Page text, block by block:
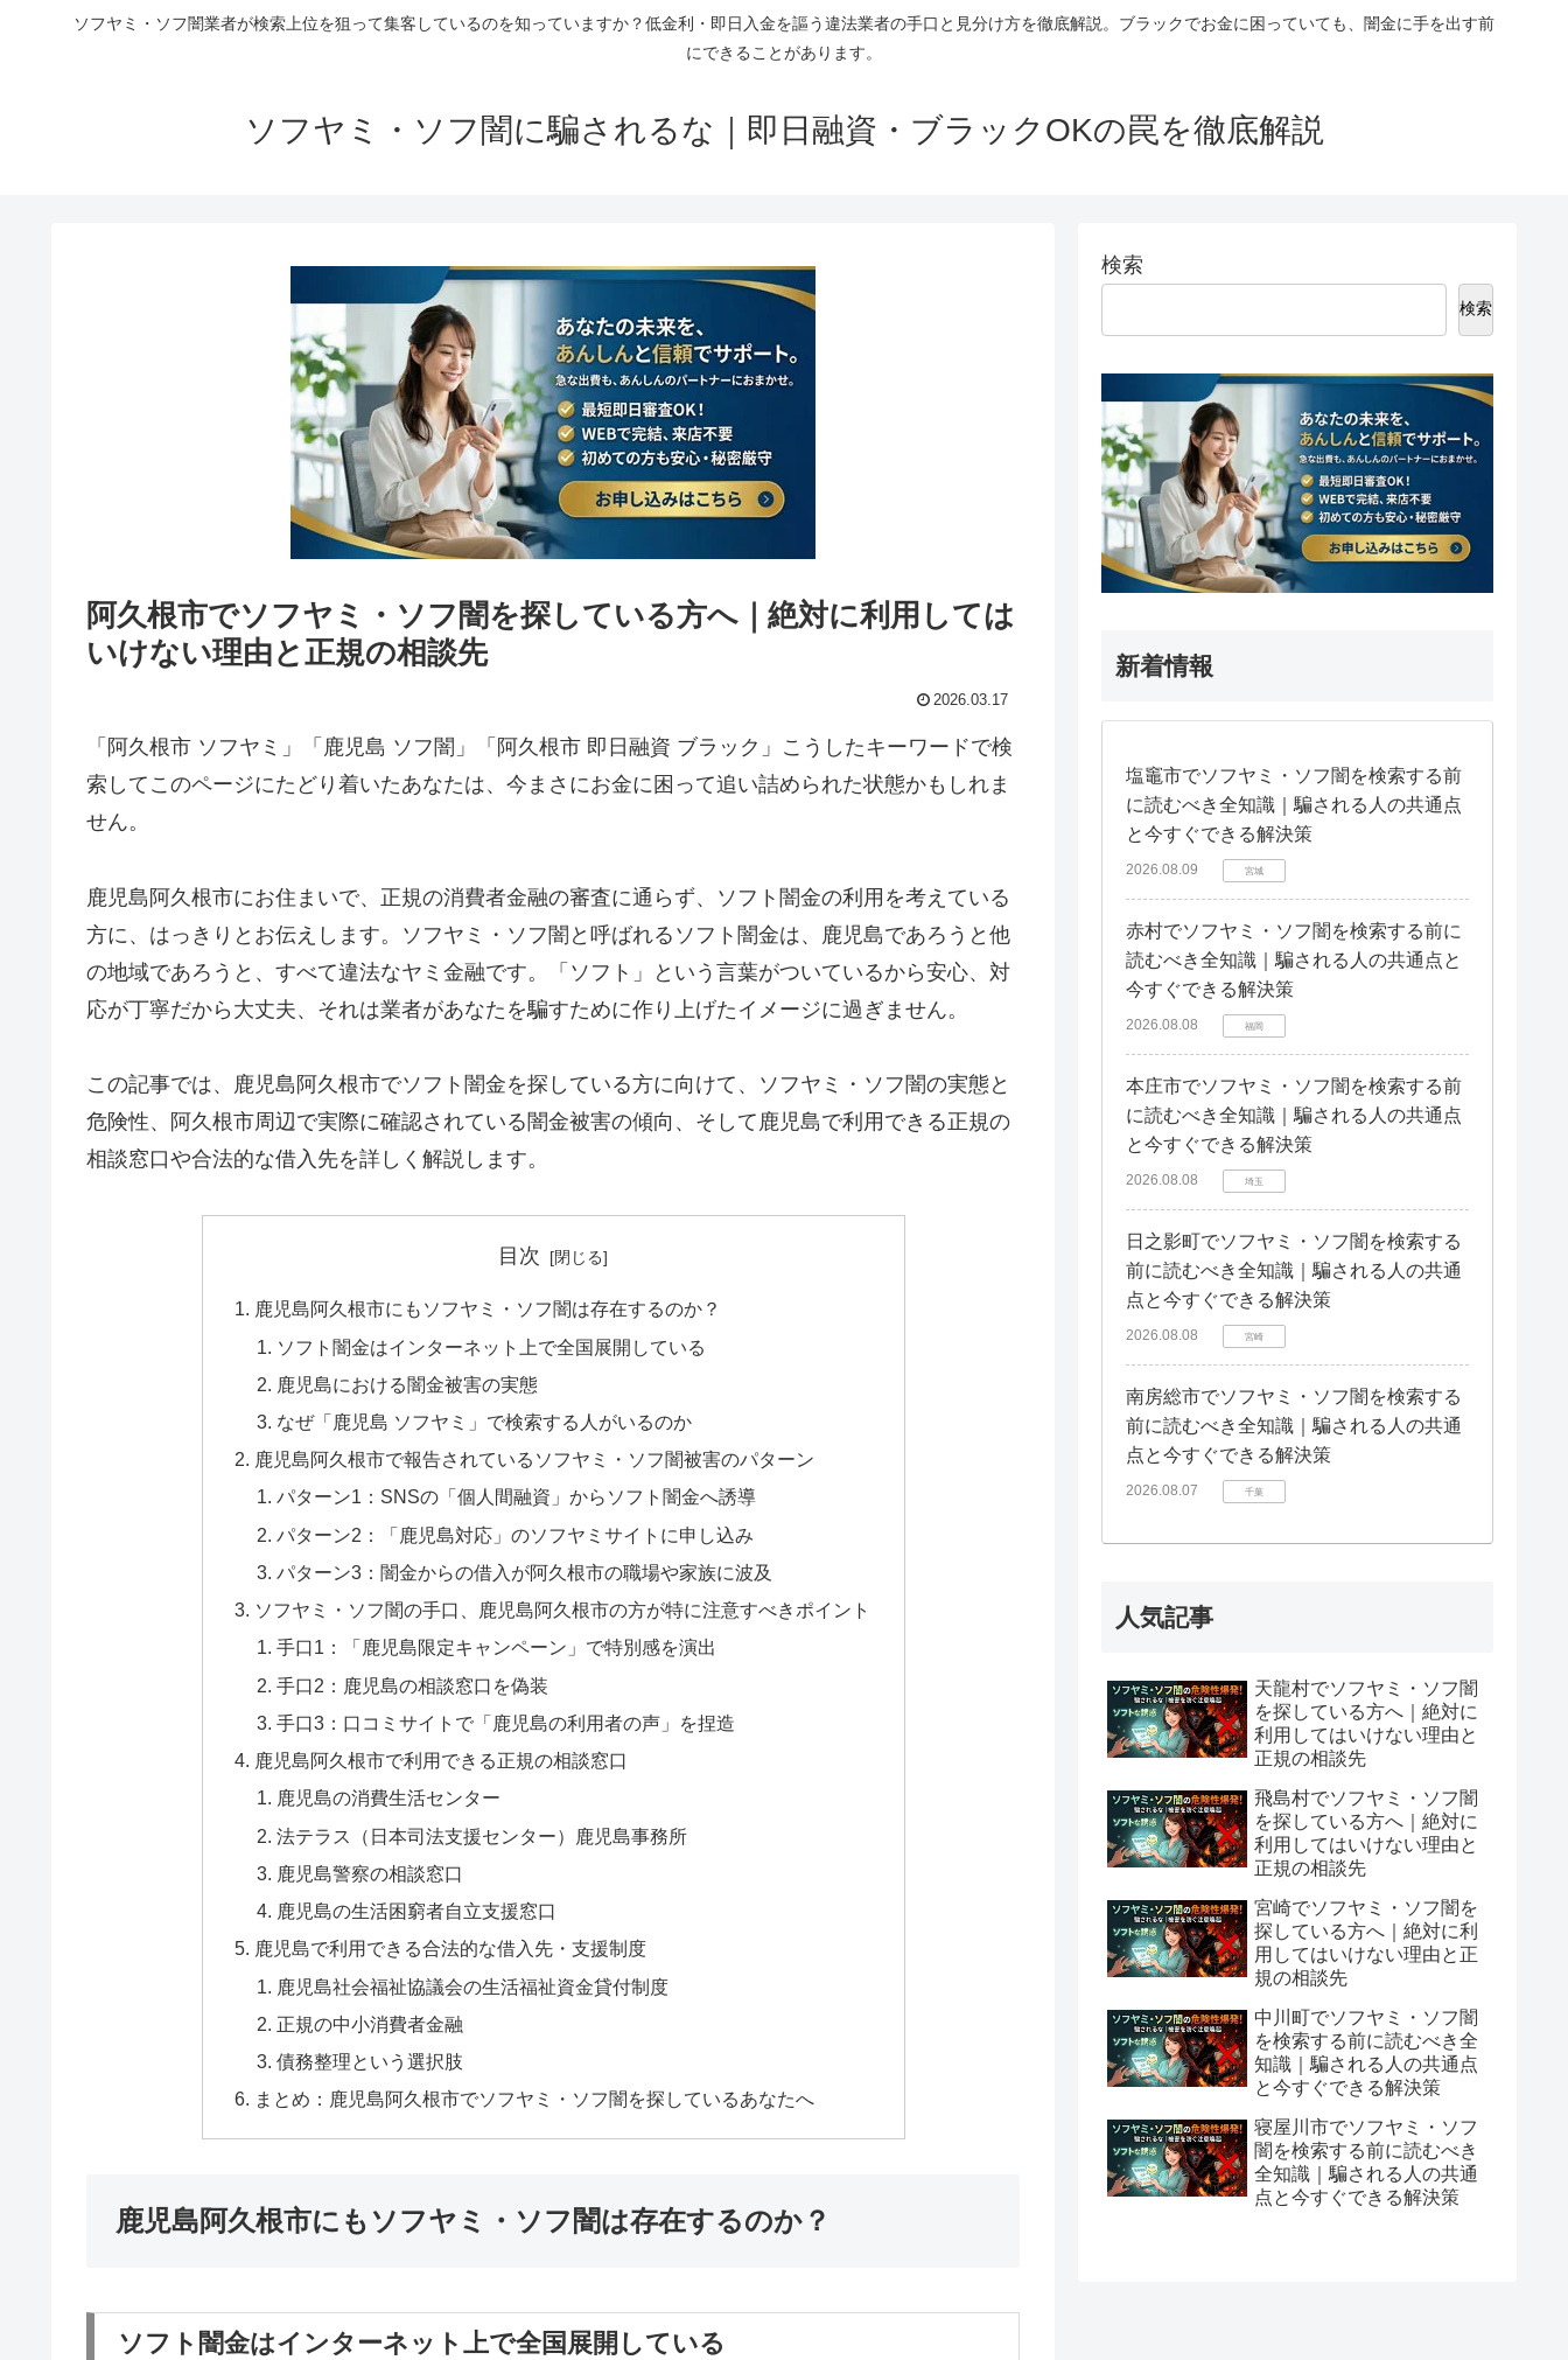
ソフヤミ・ソフ闇業者が検索上位を狙って集客しているのを知っていますか？低金利・即日入金を謳う違法業者の手口と見分け方を徹底解説。ブラックでお金に困っていても、闇金に手を出す前
にできることがあります。
ソフヤミ・ソフ闇に騙されるな｜即日融資・ブラックOKの罠を徹底解説
阿久根市でソフヤミ・ソフ闇を探している方へ｜絶対に利用しては
いけない理由と正規の相談先
2026.03.17
「阿久根市 ソフヤミ」「鹿児島 ソフ闇」「阿久根市 即日融資 ブラック」こうしたキーワードで検
索してこのページにたどり着いたあなたは、今まさにお金に困って追い詰められた状態かもしれま
せん。
鹿児島阿久根市にお住まいで、正規の消費者金融の審査に通らず、ソフト闇金の利用を考えている
方に、はっきりとお伝えします。ソフヤミ・ソフ闇と呼ばれるソフト闇金は、鹿児島であろうと他
の地域であろうと、すべて違法なヤミ金融です。「ソフト」という言葉がついているから安心、対
応が丁寧だから大丈夫、それは業者があなたを騙すために作り上げたイメージに過ぎません。
この記事では、鹿児島阿久根市でソフト闇金を探している方に向けて、ソフヤミ・ソフ闇の実態と
危険性、阿久根市周辺で実際に確認されている闇金被害の傾向、そして鹿児島で利用できる正規の
相談窓口や合法的な借入先を詳しく解説します。
目次
鹿児島阿久根市にもソフヤミ・ソフ闇は存在するのか？
ソフト闇金はインターネット上で全国展開している
鹿児島における闇金被害の実態
なぜ「鹿児島 ソフヤミ」で検索する人がいるのか
鹿児島阿久根市で報告されているソフヤミ・ソフ闇被害のパターン
パターン1：SNSの「個人間融資」からソフト闇金へ誘導
パターン2：「鹿児島対応」のソフヤミサイトに申し込み
パターン3：闇金からの借入が阿久根市の職場や家族に波及
ソフヤミ・ソフ闇の手口、鹿児島阿久根市の方が特に注意すべきポイント
手口1：「鹿児島限定キャンペーン」で特別感を演出
手口2：鹿児島の相談窓口を偽装
手口3：口コミサイトで「鹿児島の利用者の声」を捏造
鹿児島阿久根市で利用できる正規の相談窓口
鹿児島の消費生活センター
法テラス（日本司法支援センター）鹿児島事務所
鹿児島警察の相談窓口
鹿児島の生活困窮者自立支援窓口
鹿児島で利用できる合法的な借入先・支援制度
鹿児島社会福祉協議会の生活福祉資金貸付制度
正規の中小消費者金融
債務整理という選択肢
まとめ：鹿児島阿久根市でソフヤミ・ソフ闇を探しているあなたへ
鹿児島阿久根市にもソフヤミ・ソフ闇は存在するのか？
ソフト闇金はインターネット上で全国展開している
検索
検索
新着情報
塩竈市でソフヤミ・ソフ闇を検索する前
に読むべき全知識｜騙される人の共通点
と今すぐできる解決策
2026.08.09 宮城
赤村でソフヤミ・ソフ闇を検索する前に
読むべき全知識｜騙される人の共通点と
今すぐできる解決策
2026.08.08 福岡
本庄市でソフヤミ・ソフ闇を検索する前
に読むべき全知識｜騙される人の共通点
と今すぐできる解決策
2026.08.08 埼玉
日之影町でソフヤミ・ソフ闇を検索する
前に読むべき全知識｜騙される人の共通
点と今すぐできる解決策
2026.08.08 宮崎
南房総市でソフヤミ・ソフ闇を検索する
前に読むべき全知識｜騙される人の共通
点と今すぐできる解決策
2026.08.07 千葉
人気記事
天龍村でソフヤミ・ソフ闇
を探している方へ｜絶対に
利用してはいけない理由と
正規の相談先
飛島村でソフヤミ・ソフ闇
を探している方へ｜絶対に
利用してはいけない理由と
正規の相談先
宮崎でソフヤミ・ソフ闇を
探している方へ｜絶対に利
用してはいけない理由と正
規の相談先
中川町でソフヤミ・ソフ闇
を検索する前に読むべき全
知識｜騙される人の共通点
と今すぐできる解決策
寝屋川市でソフヤミ・ソフ
闇を検索する前に読むべき
全知識｜騙される人の共通
点と今すぐできる解決策